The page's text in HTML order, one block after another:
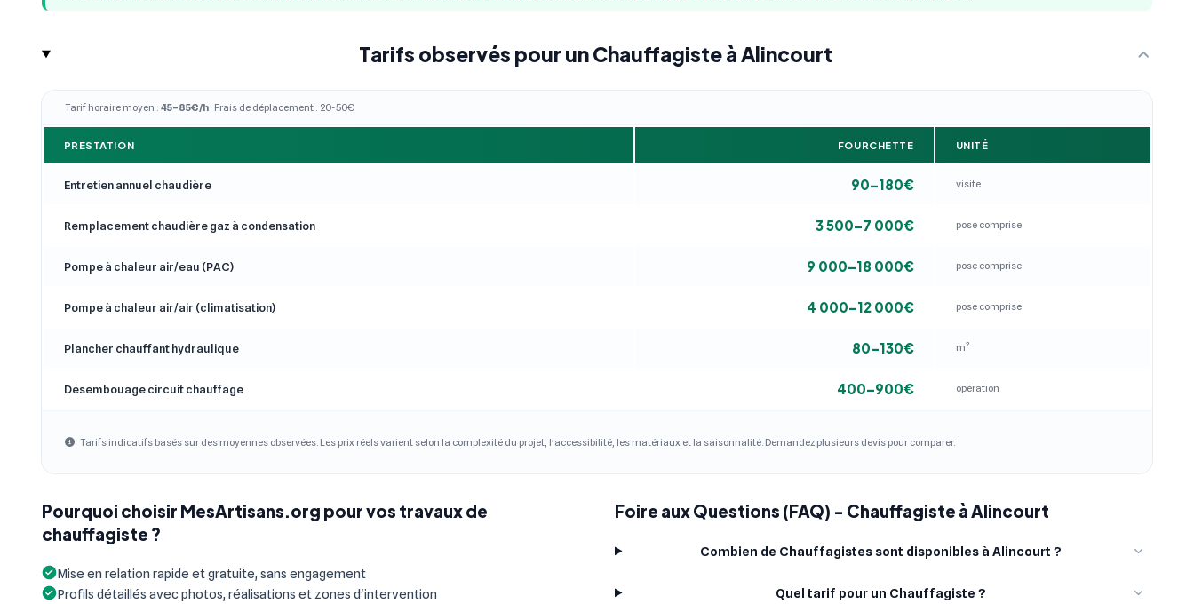
Tarifs observés pour un Chauffagiste à Alincourt
Tarif horaire moyen :45–85€/h · Frais de déplacement : 20-50€
PRESTATION FOURCHETTE UNITÉ
Entretien annuel chaudière 90–180€ visite
Remplacement chaudière gaz à condensation 3 500–7 000€ pose comprise
Pompe à chaleur air/eau (PAC) 9 000–18 000€ pose comprise
Pompe à chaleur air/air (climatisation) 4 000–12 000€ pose comprise
Plancher chauffant hydraulique 80–130€ m²
Désembouage circuit chauffage 400–900€ opération
Tarifs indicatifs basés sur des moyennes observées. Les prix réels varient selon la complexité du projet, l'accessibilité, les matériaux et la saisonnalité. Demandez plusieurs devis pour comparer.
Pourquoi choisir MesArtisans.org pour vos travaux de
chauffagiste ?
Mise en relation rapide et gratuite, sans engagement
Profils détaillés avec photos, réalisations et zones d'intervention
Foire aux Questions (FAQ) - Chauffagiste à Alincourt
Combien de Chauffagistes sont disponibles à Alincourt ?
Quel tarif pour un Chauffagiste ?